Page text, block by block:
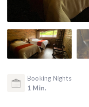
Booking Nights
1 Min.